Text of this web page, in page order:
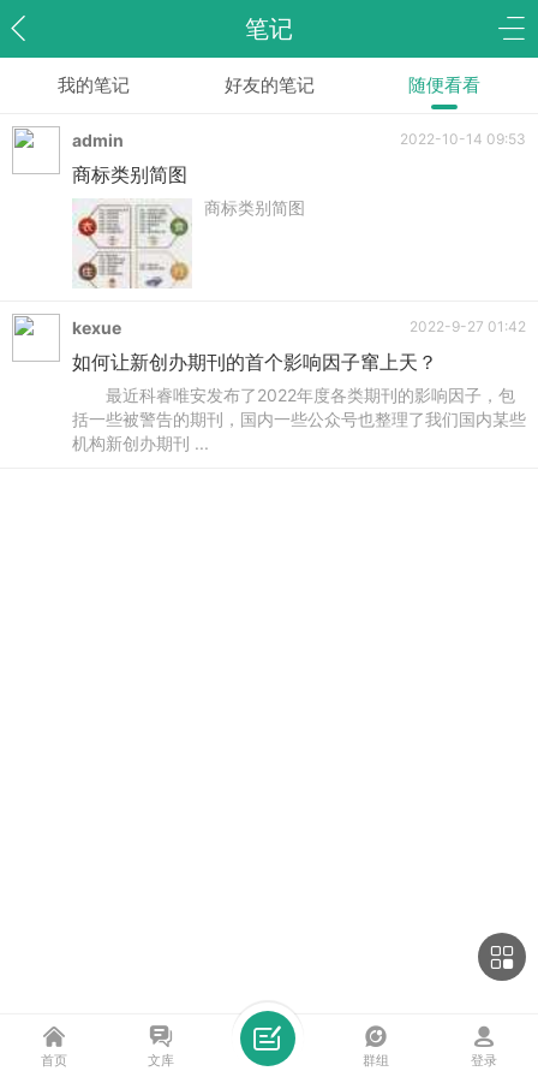
笔记
我的笔记 好友的笔记 随便看看
admin 2022-10-14 09:53
商标类别简图
商标类别简图
kexue 2022-9-27 01:42
如何让新创办期刊的首个影响因子窜上天？
最近科睿唯安发布了2022年度各类期刊的影响因子，包
括一些被警告的期刊，国内一些公众号也整理了我们国内某些
机构新创办期刊 ...
首页 文库 群组 登录